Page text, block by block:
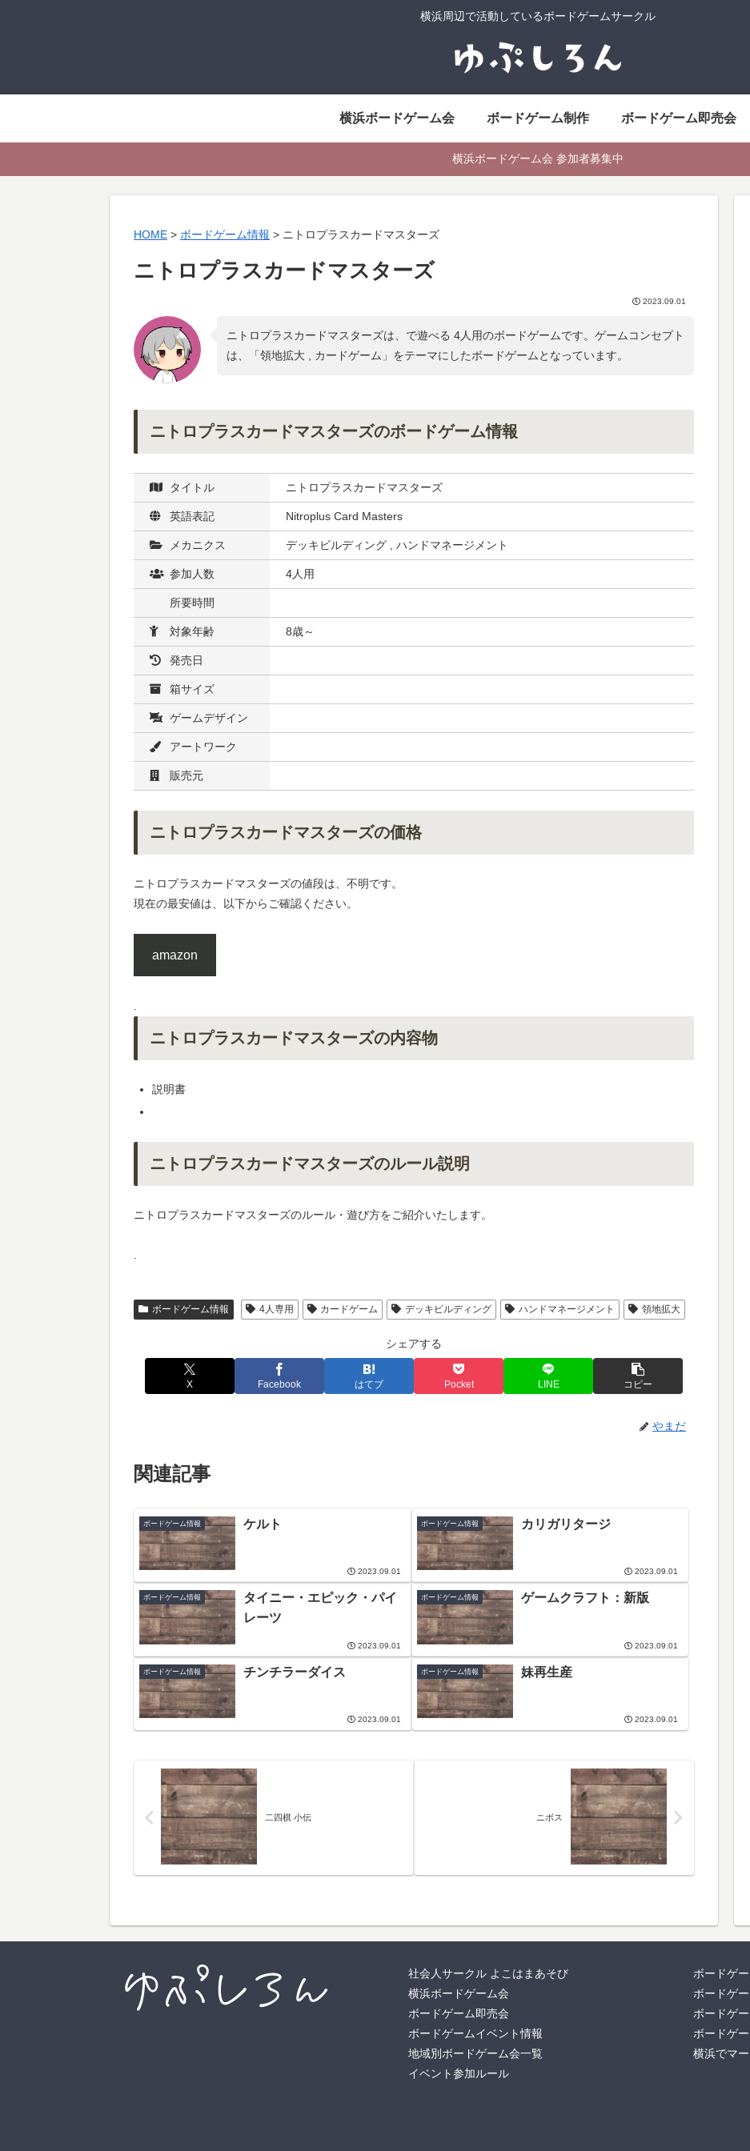
横浜周辺で活動しているボードゲームサークル
横浜ボードゲーム会 ボードゲーム制作 ボードゲーム即売会
横浜ボードゲーム会 参加者募集中
HOME > ボードゲーム情報 > ニトロプラスカードマスターズ
ニトロプラスカードマスターズ
2023.09.01
ニトロプラスカードマスターズは、で遊べる 4人用のボードゲームです。ゲームコンセプト
は、「領地拡大 , カードゲーム 」をテーマにしたボードゲームとなっています。
ニトロプラスカードマスターズのボードゲーム情報
タイトル ニトロプラスカードマスターズ
英語表記 Nitroplus Card Masters
メカニクス デッキビルディング , ハンドマネージメント
参加人数 4人用
所要時間
対象年齢 8歳～
発売日
箱サイズ
ゲームデザイン
アートワーク
販売元
ニトロプラスカードマスターズの価格
ニトロプラスカードマスターズの値段は、不明です。
現在の最安値は、以下からご確認ください。
amazon
.
ニトロプラスカードマスターズの内容物
説明書
ニトロプラスカードマスターズのルール説明
ニトロプラスカードマスターズのルール・遊び方をご紹介いたします。
.
ボードゲーム情報 4人専用 カードゲーム デッキビルディング ハンドマネージメント 領地拡大
シェアする
X Facebook はてブ Pocket LINE コピー
やまだ
関連記事
ボードゲーム情報 ケルト
2023.09.01
ボードゲーム情報 カリガリタージ
2023.09.01
ボードゲーム情報
タイニー・エピック・パイ
レーツ
2023.09.01
ボードゲーム情報 ゲームクラフト：新版
2023.09.01
ボードゲーム情報 チンチラーダイス
2023.09.01
ボードゲーム情報 妹再生産
2023.09.01
二四棋 小伝 ニボス
社会人サークル よこはまあそび
横浜ボードゲーム会
ボードゲーム即売会
ボードゲームイベント情報
地域別ボードゲーム会一覧
イベント参加ルール
ボードゲ
ボードゲ
ボードゲ
ボードゲ
横浜でマ